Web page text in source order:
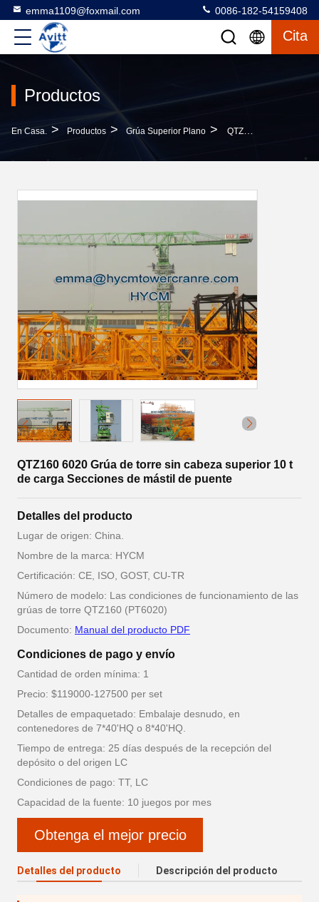
emma1109@foxmail.com 0086-182-54159408
Cita
Productos
En Casa. > Productos > Grúa Superior Plano > QTZ160 6020 Grúa De Torre Sin Cabeza Superior 10 T De Carga Secciones De Mástil De Puente
QTZ160 6020 Grúa de torre sin cabeza superior 10 t
de carga Secciones de mástil de puente
Detalles del producto
Lugar de origen: China.
Nombre de la marca: HYCM
Certificación: CE, ISO, GOST, CU-TR
Número de modelo: Las condiciones de funcionamiento de las
grúas de torre QTZ160 (PT6020)
Documento: Manual del producto PDF
Condiciones de pago y envío
Cantidad de orden mínima: 1
Precio: $119000-127500 per set
Detalles de empaquetado: Embalaje desnudo, en
contenedores de 7*40'HQ o 8*40'HQ.
Tiempo de entrega: 25 días después de la recepción del
depósito o del origen LC
Condiciones de pago: TT, LC
Capacidad de la fuente: 10 juegos por mes
Obtenga el mejor precio
Detalles del producto Descripción del producto